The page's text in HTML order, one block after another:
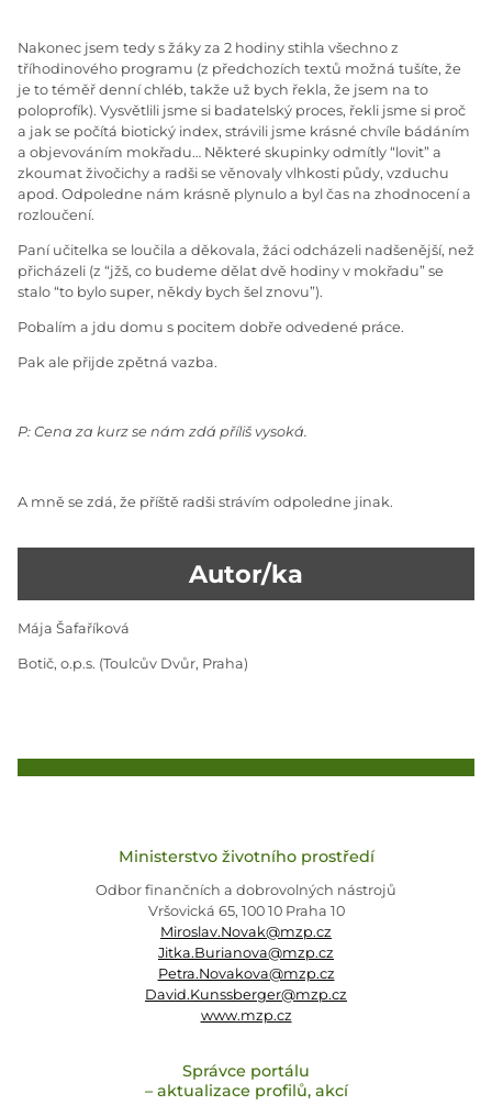
Nakonec jsem tedy s žáky za 2 hodiny stihla všechno z
tříhodinového programu (z předchozích textů možná tušíte, že
je to téměř denní chléb, takže už bych řekla, že jsem na to
poloprofík). Vysvětlili jsme si badatelský proces, řekli jsme si proč
a jak se počítá biotický index, strávili jsme krásné chvíle bádáním
a objevováním mokřadu… Některé skupinky odmítly “lovit” a
zkoumat živočichy a radši se věnovaly vlhkosti půdy, vzduchu
apod. Odpoledne nám krásně plynulo a byl čas na zhodnocení a
rozloučení.
Paní učitelka se loučila a děkovala, žáci odcházeli nadšenější, než
přicházeli (z “jžš, co budeme dělat dvě hodiny v mokřadu” se
stalo “to bylo super, někdy bych šel znovu”).
Pobalím a jdu domu s pocitem dobře odvedené práce.
Pak ale přijde zpětná vazba.
P: Cena za kurz se nám zdá příliš vysoká.
A mně se zdá, že příště radši strávím odpoledne jinak.
Autor/ka
Mája Šafaříková
Botič, o.p.s. (Toulcův Dvůr, Praha)
Ministerstvo životního prostředí
Odbor finančních a dobrovolných nástrojů
Vršovická 65, 100 10 Praha 10
Miroslav.Novak@mzp.cz
Jitka.Burianova@mzp.cz
Petra.Novakova@mzp.cz
David.Kunssberger@mzp.cz
www.mzp.cz
Správce portálu
– aktualizace profilů, akcí